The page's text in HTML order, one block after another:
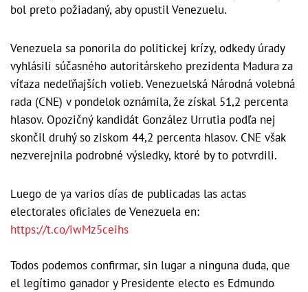
bol preto požiadaný, aby opustil Venezuelu.
Venezuela sa ponorila do politickej krízy, odkedy úrady
vyhlásili súčasného autoritárskeho prezidenta Madura za
víťaza nedeľňajších volieb. Venezuelská Národná volebná
rada (CNE) v pondelok oznámila, že získal 51,2 percenta
hlasov. Opozičný kandidát González Urrutia podľa nej
skončil druhý so ziskom 44,2 percenta hlasov. CNE však
nezverejnila podrobné výsledky, ktoré by to potvrdili.
Luego de ya varios días de publicadas las actas
electorales oficiales de Venezuela en:
https://t.co/iwMz5ceihs
Todos podemos confirmar, sin lugar a ninguna duda, que
el legítimo ganador y Presidente electo es Edmundo